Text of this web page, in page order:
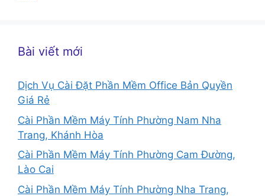
Bài viết mới
Dịch Vụ Cài Đặt Phần Mềm Office Bản Quyền
Giá Rẻ
Cài Phần Mềm Máy Tính Phường Nam Nha
Trang, Khánh Hòa
Cài Phần Mềm Máy Tính Phường Cam Đường,
Lào Cai
Cài Phần Mềm Máy Tính Phường Nha Trang,